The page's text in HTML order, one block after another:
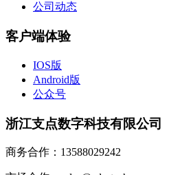
公司动态
客户端体验
IOS版
Android版
公众号
浙江支点数字科技有限公司
商务合作：13588029242